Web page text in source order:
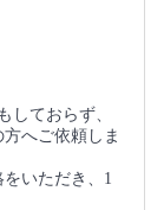
しておらず、
へご依頼しま
いただき、1